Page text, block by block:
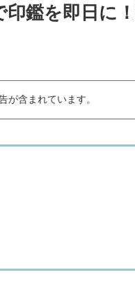
印鑑を即日に
が含まれています。